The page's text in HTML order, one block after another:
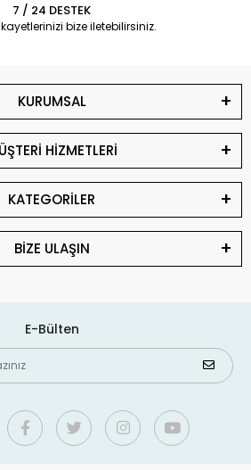
7 / 24 DESTEK
bize iletebilirsiniz.
KURUMSAL
HİZMETLERİ
KATEGORİLER
BİZE ULAŞIN
E-Bülten